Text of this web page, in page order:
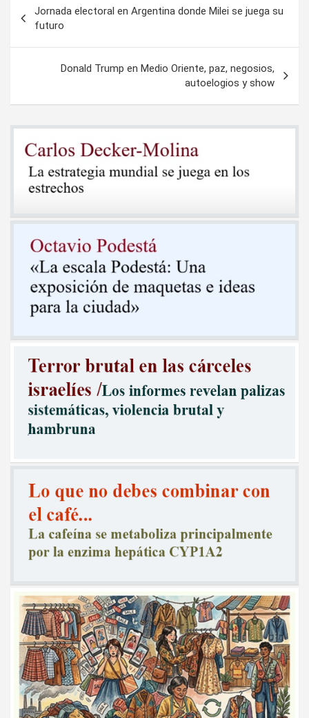
de
entradas
Jornada electoral en Argentina donde Milei se juega su
futuro
Donald Trump en Medio Oriente, paz, negosios,
autoelogios y show